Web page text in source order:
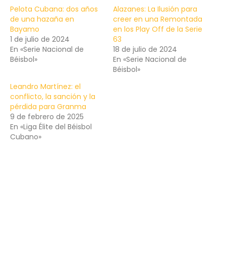
Pelota Cubana: dos años
de una hazaña en
Bayamo
1 de julio de 2024
En «Serie Nacional de
Béisbol»
Alazanes: La Ilusión para
creer en una Remontada
en los Play Off de la Serie
63
18 de julio de 2024
En «Serie Nacional de
Béisbol»
Leandro Martínez: el
conflicto, la sanción y la
pérdida para Granma
9 de febrero de 2025
En «Liga Élite del Béisbol
Cubano»